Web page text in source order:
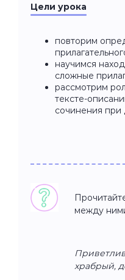
Цели урока
повторим
научимся
сложные
рассмотрим
тексте-
сочинения при
между
храбрый,